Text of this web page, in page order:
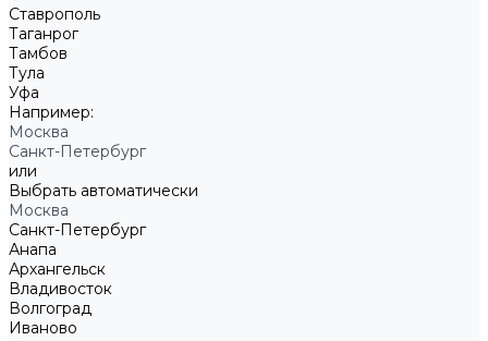
Ставрополь
Таганрог
Тамбов
Тула
Уфа
Например:
Москва
Санкт-Петербург
или
Выбрать автоматически
Москва
Санкт-Петербург
Анапа
Архангельск
Владивосток
Волгоград
Иваново